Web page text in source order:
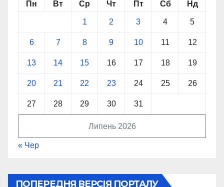
Липень 2026
Пн Вт Ср Чт Пт Сб Нд
1 2 3 4 5
6 7 8 9 10 11 12
13 14 15 16 17 18 19
20 21 22 23 24 25 26
27 28 29 30 31
« Чер
ПОПЕРЕДНЯ ВЕРСІЯ ПОРТАЛУ